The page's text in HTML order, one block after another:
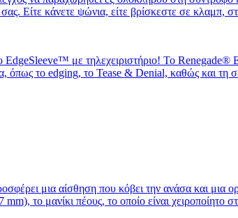
Είτε κάνετε ψώνια, είτε βρίσκεστε σε κλαμπ,
με τηλεχειριστήριο! Το Renegade®
όπως το edging, το Tease & Denial, καθώς και
μια αίσθηση που κόβει την ανάσα και μια
το μανίκι πέους, το οποίο είναι